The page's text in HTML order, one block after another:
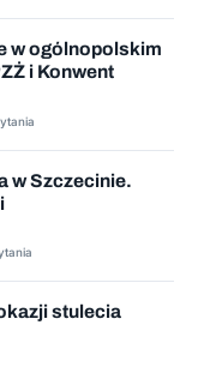
w ogólnopolskim
i Konwent
w Szczecinie.
stulecia